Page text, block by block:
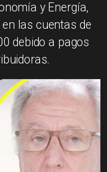
y Energía,
las cuentas de
debido a pagos